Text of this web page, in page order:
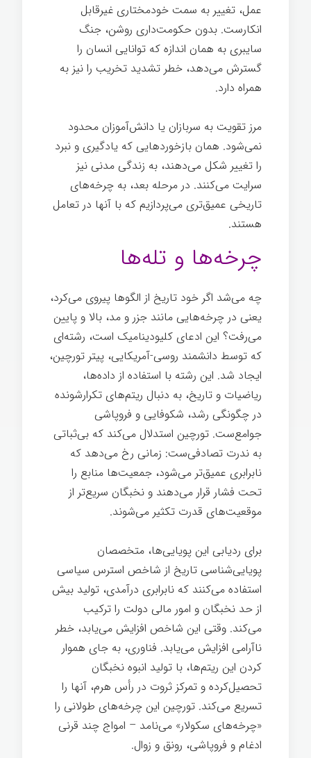
عمل، تغییر به سمت خودمختاری غیرقابل
انکارست. بدون حکومت‌داری روشن، جنگ
سایبری به همان اندازه که توانایی انسان را
گسترش می‌دهد، خطر تشدید تخریب را نیز به
همراه دارد.
مرز تقویت به سربازان یا دانش‌آموزان محدود
نمی‌شود. همان بازخوردهایی که یادگیری و نبرد
را تغییر شکل می‌دهند، به زندگی مدنی نیز
سرایت می‌کنند. در مرحله بعد، به چرخه‌های
تاریخی عمیق‌تری می‌پردازیم که با آنها در تعامل
هستند.
چرخه‌ها و تله‌ها
چه می‌شد اگر خود تاریخ از الگوها پیروی می‌کرد،
یعنی در چرخه‌هایی مانند جزر و مد، بالا و پایین
می‌رفت؟ این ادعای کلیودینامیک است، رشته‌ای
که توسط دانشمند روسی-آمریکایی، پیتر تورچین،
ایجاد شد. این رشته با استفاده از داده‌ها،
ریاضیات و تاریخ، به دنبال ریتم‌های تکرارشونده
در چگونگی رشد، شکوفایی و فروپاشی
جوامع‌ست. تورچین استدلال می‌کند که بی‌ثباتی
به ندرت تصادفی‌ست: زمانی رخ می‌دهد که
نابرابری عمیق‌تر می‌شود، جمعیت‌ها منابع را
تحت فشار قرار می‌دهند و نخبگان سریع‌تر از
موقعیت‌های قدرت تکثیر می‌شوند.
برای ردیابی این پویایی‌ها، متخصصان
پویایی‌شناسی تاریخ از شاخص استرس سیاسی
استفاده می‌کنند که نابرابری درآمدی، تولید بیش
از حد نخبگان و امور مالی دولت را ترکیب
می‌کند. وقتی این شاخص افزایش می‌یابد، خطر
ناآرامی افزایش می‌یابد. فناوری، به جای هموار
کردن این ریتم‌ها، با تولید انبوه نخبگان
تحصیل‌کرده و تمرکز ثروت در رأس هرم، آنها را
تسریع می‌کند. تورچین این چرخه‌های طولانی را
«چرخه‌های سکولار» می‌نامد – امواج چند قرنی
ادغام و فروپاشی، رونق و زوال.